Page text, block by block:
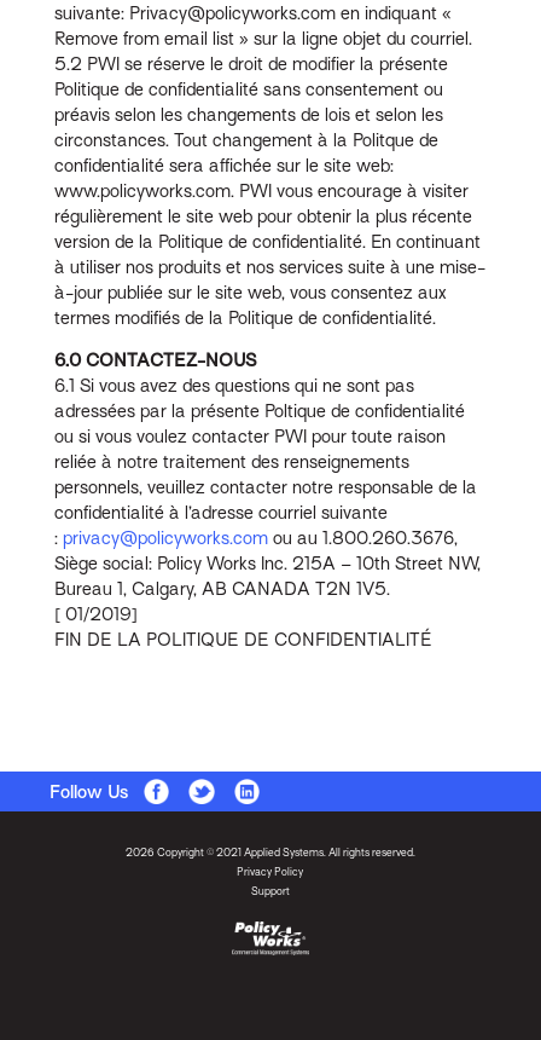
suivante: Privacy@policyworks.com en indiquant «
Remove from email list » sur la ligne objet du courriel.
5.2 PWI se réserve le droit de modifier la présente
Politique de confidentialité sans consentement ou
préavis selon les changements de lois et selon les
circonstances. Tout changement à la Politque de
confidentialité sera affichée sur le site web:
www.policyworks.com. PWI vous encourage à visiter
régulièrement le site web pour obtenir la plus récente
version de la Politique de confidentialité. En continuant
à utiliser nos produits et nos services suite à une mise-
à-jour publiée sur le site web, vous consentez aux
termes modifiés de la Politique de confidentialité.
6.0 CONTACTEZ-NOUS
6.1 Si vous avez des questions qui ne sont pas
adressées par la présente Poltique de confidentialité
ou si vous voulez contacter PWI pour toute raison
reliée à notre traitement des renseignements
personnels, veuillez contacter notre responsable de la
confidentialité à l’adresse courriel suivante
:privacy@policyworks.com ou au 1.800.260.3676,
Siège social: Policy Works Inc. 215A – 10th Street NW,
Bureau 1, Calgary, AB CANADA T2N 1V5.
[ 01/2019]
FIN DE LA POLITIQUE DE CONFIDENTIALITÉ
Follow Us
2026 Copyright © 2021 Applied Systems. All rights reserved.
Privacy Policy
Support